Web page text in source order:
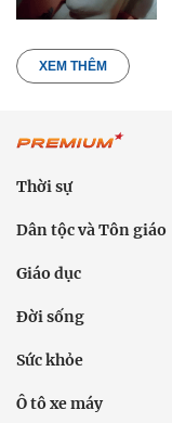
XEM THÊM
Thời sự
Dân tộc và Tôn giáo
Giáo dục
Đời sống
Sức khỏe
Ô tô xe máy